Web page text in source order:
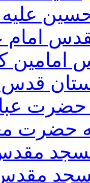
عليه
امام
امامين
حضرت
حضرت